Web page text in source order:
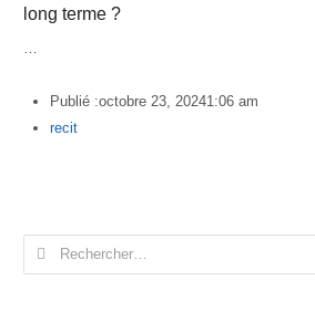
long terme ?
Publié :octobre 23, 20241:06 am
Author
recit
Rechercher :